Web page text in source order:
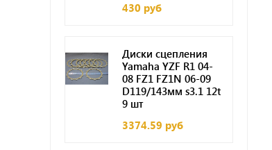
430 руб
Диски сцепления
Yamaha YZF R1 04-
08 FZ1 FZ1N 06-09
D119/143мм s3.1 12t
9 шт
3374.59 руб